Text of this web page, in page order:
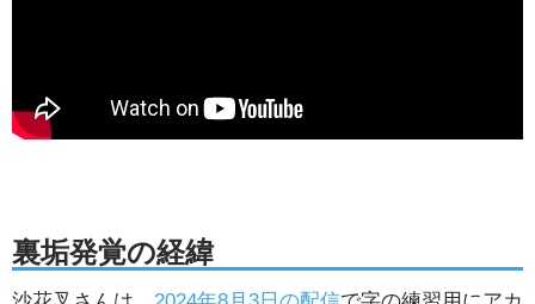
裏垢発覚の経緯